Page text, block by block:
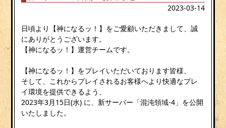
2023-03-14
日頃より【神になるッ！】をご愛顧いただきまして、誠
にありがとうございます。
【神になるッ！】運営チームです。
【神になるッ！】をプレイいただいております皆様、
そして、これからプレイされるお客様へより快適なプレ
イ環境を提供できるよう、
2023年3月15日(水) に、新サーバー「混沌領域-4」を公開
いたしました。